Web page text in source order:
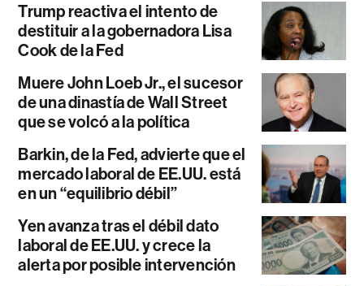
Trump reactiva el intento de
destituir a la gobernadora Lisa
Cook de la Fed
Muere John Loeb Jr., el sucesor
de una dinastía de Wall Street
que se volcó a la política
Barkin, de la Fed, advierte que el
mercado laboral de EE.UU. está
en un “equilibrio débil”
Yen avanza tras el débil dato
laboral de EE.UU. y crece la
alerta por posible intervención